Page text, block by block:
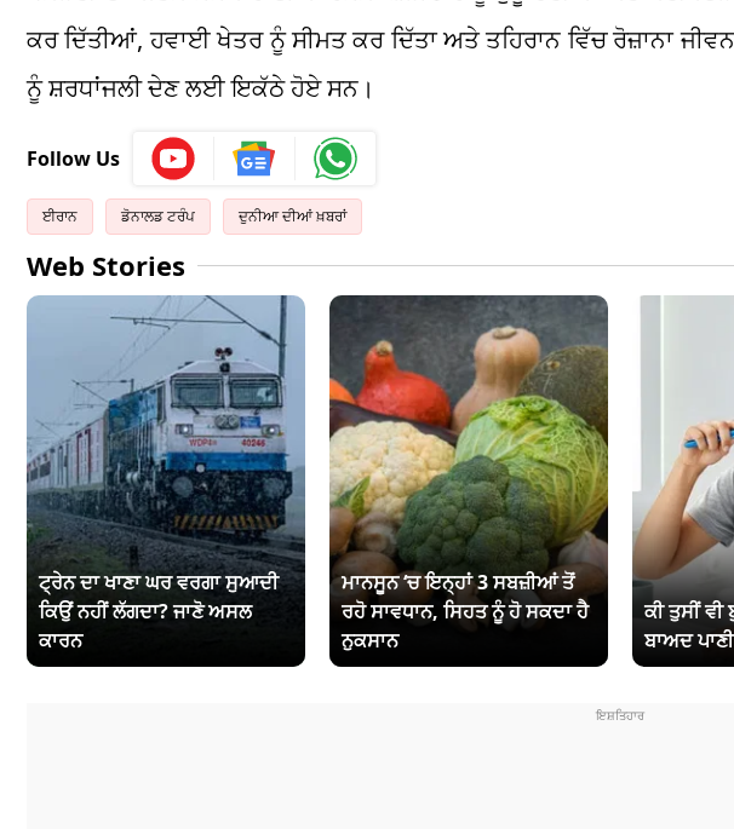
ਕਰ ਦਿੱਤੀਆਂ, ਹਵਾਈ ਖੇਤਰ ਨੂੰ ਸੀਮਤ ਕਰ ਦਿੱਤਾ ਅਤੇ ਤਹਿਰਾਨ ਵਿੱਚ ਰੋਜ਼ਾਨਾ
ਨੂੰ ਸ਼ਰਧਾਂਜਲੀ ਦੇਣ ਲਈ ਇਕੱਠੇ ਹੋਏ ਸਨ।
Follow Us
ਈਰਾਨ ਡੋਨਾਲਡ ਟਰੰਪ ਦੁਨੀਆ ਦੀਆਂ ਖ਼ਬਰਾਂ
Web Stories
ਟ੍ਰੇਨ ਦਾ ਖਾਣਾ ਘਰ ਵਰਗਾ ਸੁਆਦੀ
ਕਿਉਂ ਨਹੀਂ ਲੱਗਦਾ? ਜਾਣੋ ਅਸਲ
ਕਾਰਨ
ਮਾਨਸੂਨ ‘ਚ ਇਨ੍ਹਾਂ 3 ਸਬਜ਼ੀਆਂ ਤੋਂ
ਰਹੋ ਸਾਵਧਾਨ, ਸਿਹਤ ਨੂੰ ਹੋ ਸਕਦਾ ਹੈ
ਨੁਕਸਾਨ
ਕੀ ਤੁਸੀਂ
ਬਾਅਦ